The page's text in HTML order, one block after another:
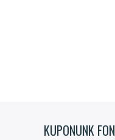
KUPONUNK